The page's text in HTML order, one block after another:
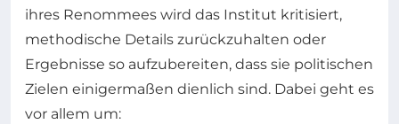
ihres Renommees wird das Institut kritisiert,
methodische Details zurückzuhalten oder
Ergebnisse so aufzubereiten, dass sie politischen
Zielen einigermaßen dienlich sind. Dabei geht es
vor allem um: